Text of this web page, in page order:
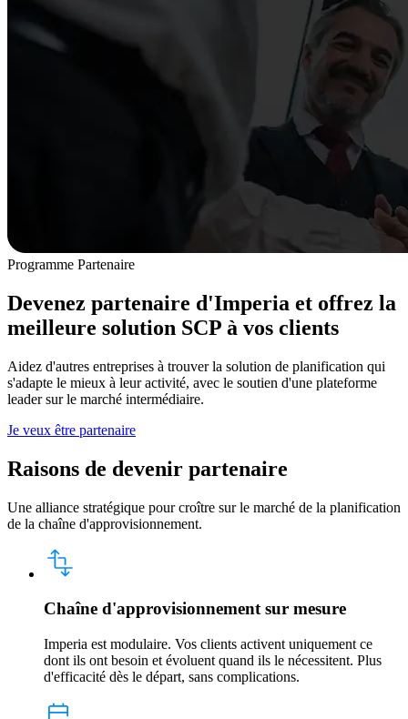
Programme Partenaire
Devenez partenaire d'Imperia et offrez la
meilleure solution SCP à vos clients
Aidez d'autres entreprises à trouver la solution de planification qui
s'adapte le mieux à leur activité, avec le soutien d'une plateforme
leader sur le marché intermédiaire.
Je veux être partenaire
Raisons de devenir partenaire
Une alliance stratégique pour croître sur le marché de la planification
de la chaîne d'approvisionnement.
Chaîne d'approvisionnement sur mesure
Imperia est modulaire. Vos clients activent uniquement ce
dont ils ont besoin et évoluent quand ils le nécessitent. Plus
d'efficacité dès le départ, sans complications.